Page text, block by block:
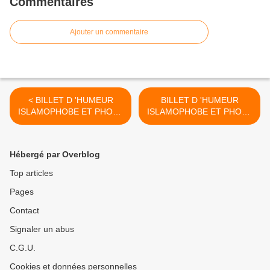
Ajouter un commentaire
< BILLET D 'HUMEUR
ISLAMOPHOBE ET PHOBE
TOUT COURT
BILLET D 'HUMEUR
ISLAMOPHOBE ET PHOBE
TOUT COURT... >
Hébergé par Overblog
Top articles
Pages
Contact
Signaler un abus
C.G.U.
Cookies et données personnelles